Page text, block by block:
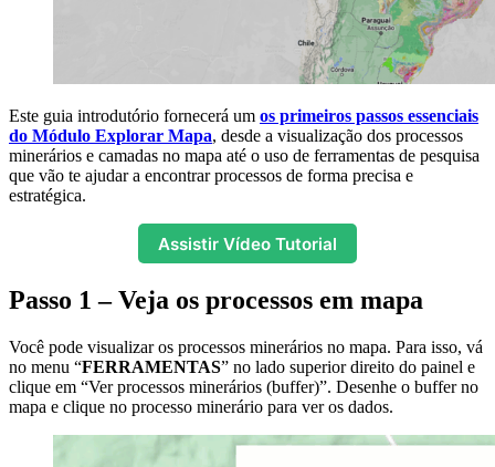
Este guia introdutório fornecerá um os primeiros passos essenciais
do Módulo Explorar Mapa, desde a visualização dos processos
minerários e camadas no mapa até o uso de ferramentas de pesquisa
que vão te ajudar a encontrar processos de forma precisa e
estratégica.
Assistir Vídeo Tutorial
Passo 1 – Veja os processos em mapa
Você pode visualizar os processos minerários no mapa. Para isso, vá
no menu “FERRAMENTAS” no lado superior direito do painel e
clique em “Ver processos minerários (buffer)”. Desenhe o buffer no
mapa e clique no processo minerário para ver os dados.